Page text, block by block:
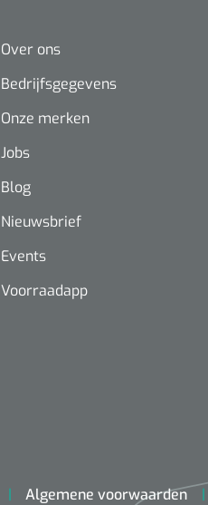
Over ons
Bedrijfsgegevens
Onze merken
Jobs
Blog
Nieuwsbrief
Events
Voorraadapp
Algemene voorwaarden